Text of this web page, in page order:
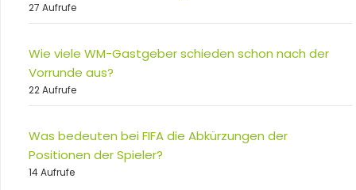
27 Aufrufe
Wie viele WM-Gastgeber schieden schon nach der
Vorrunde aus?
22 Aufrufe
Was bedeuten bei FIFA die Abkürzungen der
Positionen der Spieler?
14 Aufrufe